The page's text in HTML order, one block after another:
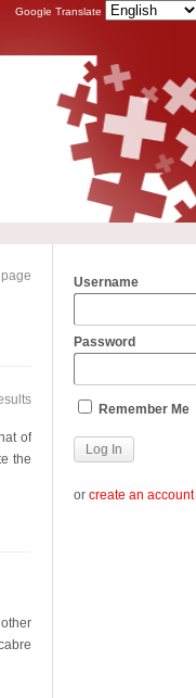
Google Translate
of
the
Username
Password
Remember Me
orcreate an account